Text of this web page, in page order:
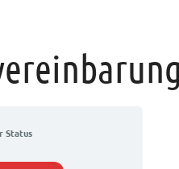
Status